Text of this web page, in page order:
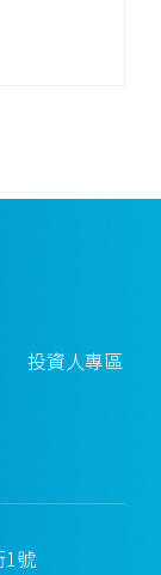
投資人專區
1號